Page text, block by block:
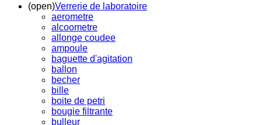
(open)Verrerie de laboratoire
aerometre
alcoometre
allonge coudee
ampoule
baguette d'agitation
ballon
becher
bille
boite de petri
bougie filtrante
bulleur